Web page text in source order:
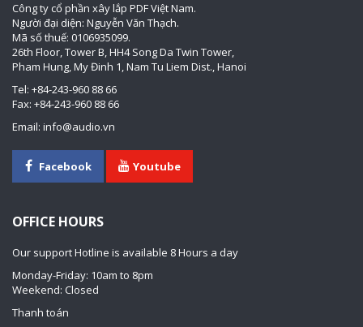
Công ty cổ phần xây lắp PDF Việt Nam.
Người đại diện: Nguyễn Văn Thạch.
Mã số thuế: 0106935099.
26th Floor, Tower B, HH4 Song Da Twin Tower,
Pham Hung, My Đinh 1, Nam Tu Liem Dist., Hanoi
Tel: +84-243-960 88 66
Fax: +84-243-960 88 66
Email: info@audio.vn
Facebook Youtube
OFFICE HOURS
Our support Hotline is available 8 Hours a day
Monday-Friday: 10am to 8pm
Weekend: Closed
Thanh toán